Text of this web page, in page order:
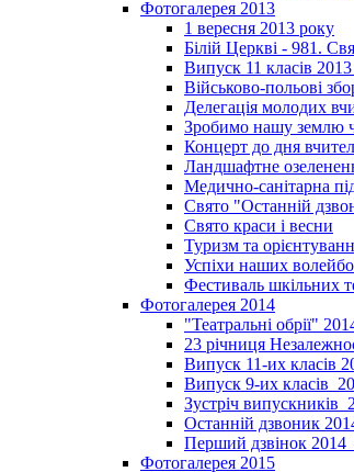
Фотогалерея 2013
1 вересня 2013 року
Білій Церкві - 981.
Випуск 11 класів
Військово-польові
Делегація молодих
Зробимо нашу землю
Концерт до дня
Ландшафтне
Медично-санітарна
Свято "Останній
Свято краси і весни
Туризм та
Успіхи наших
Фестиваль шкільних
Фотогалерея 2014
"Театральні обрії"
23 річниця
Випуск 11-их класів
Випуск 9-их
Зустріч
Останній дзвоник
Перший дзвінок
Фотогалерея 2015